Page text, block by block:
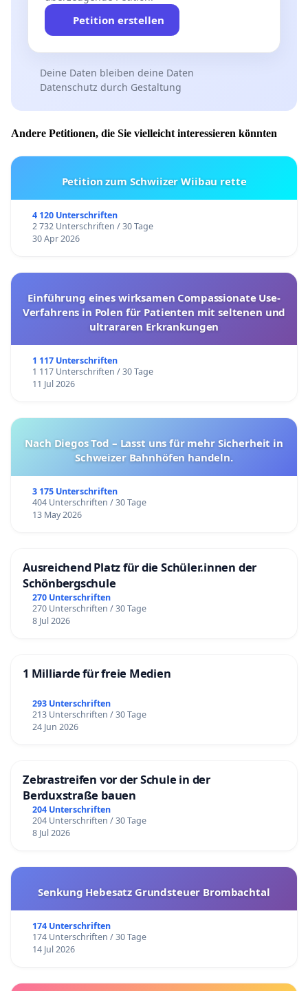
Petition erstellen
Deine Daten bleiben deine Daten
Datenschutz durch Gestaltung
Andere Petitionen, die Sie vielleicht interessieren könnten
Petition zum Schwiizer Wiibau rette
4 120 Unterschriften
2 732 Unterschriften / 30 Tage
30 Apr 2026
Einführung eines wirksamen Compassionate Use-
Verfahrens in Polen für Patienten mit seltenen und
ultrararen Erkrankungen
1 117 Unterschriften
1 117 Unterschriften / 30 Tage
11 Jul 2026
Nach Diegos Tod – Lasst uns für mehr Sicherheit in
Schweizer Bahnhöfen handeln.
3 175 Unterschriften
404 Unterschriften / 30 Tage
13 May 2026
Ausreichend Platz für die Schüler.innen der
Schönbergschule
270 Unterschriften
270 Unterschriften / 30 Tage
8 Jul 2026
1 Milliarde für freie Medien
293 Unterschriften
213 Unterschriften / 30 Tage
24 Jun 2026
Zebrastreifen vor der Schule in der
Berduxstraße bauen
204 Unterschriften
204 Unterschriften / 30 Tage
8 Jul 2026
Senkung Hebesatz Grundsteuer Brombachtal
174 Unterschriften
174 Unterschriften / 30 Tage
14 Jul 2026